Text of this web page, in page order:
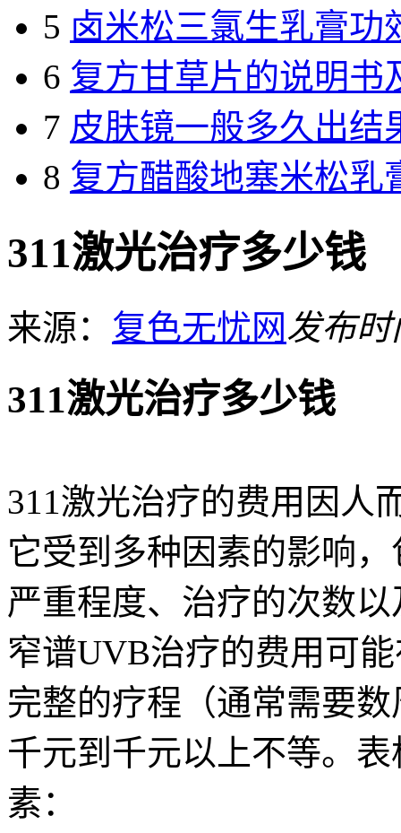
5 卤米松三氯生乳膏功
6 复方甘草片的说明书
7 皮肤镜一般多久出结
8 复方醋酸地塞米松乳
311激光治疗多少钱
来源： 复色无忧网发布时
311激光治疗多少钱
311激光治疗的费用因人
它受到多种因素的影响
严重程度、治疗的次数
窄谱UVB治疗的费用可
完整的疗程（通常需要
千元到千元以上不等。
素：